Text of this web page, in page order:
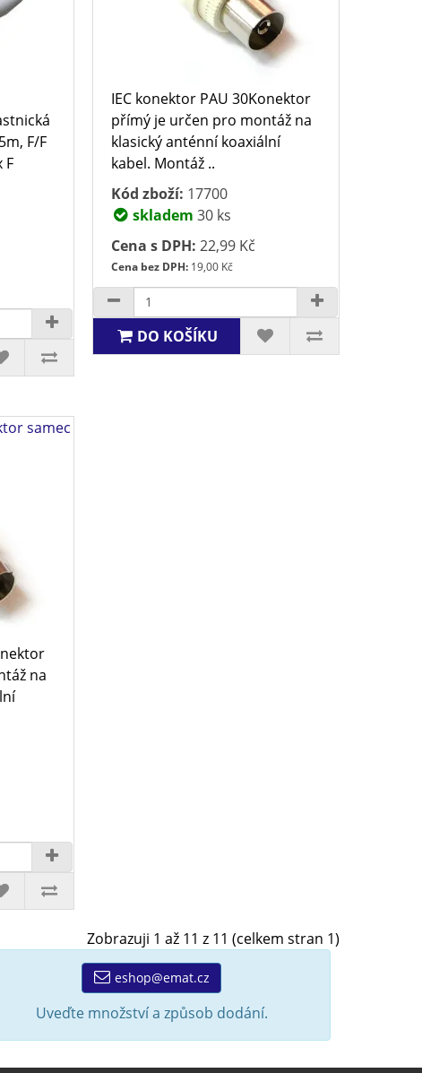
F/F
F
IEC konektor PAU 30Konektor
přímý je určen pro montáž na
klasický anténní koaxiální
kabel. Montáž ..
Kód zboží: 17700
skladem 30 ks
Cena s DPH: 22,99 Kč
Cena bez DPH: 19,00 Kč
DO KOŠÍKU
samec
na
Zobrazuji 1 až 11 z 11 (celkem stran 1)
eshop@emat.cz
Uveďte množství a způsob dodání.